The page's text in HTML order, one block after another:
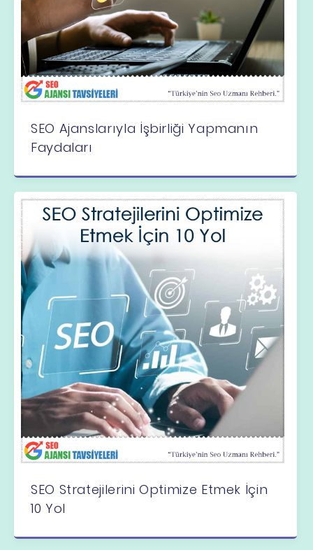
SEO Ajanslarıyla İşbirliği Yapmanın
Faydaları
SEO Stratejilerini Optimize Etmek İçin
10 Yol